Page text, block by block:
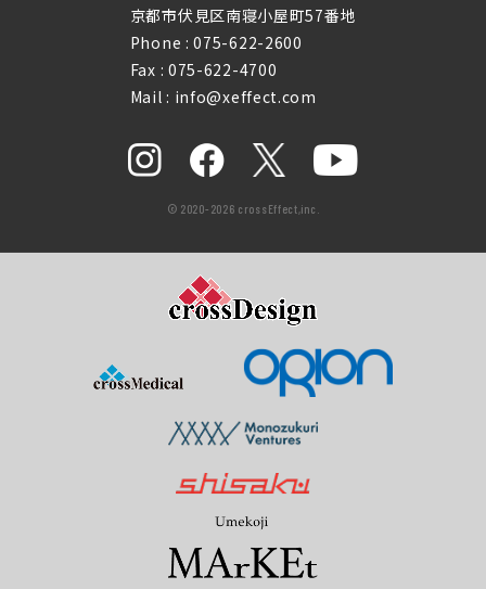
京都市伏見区南寝小屋町57番地
Phone :075-622-2600
Fax : 075-622-4700
Mail : info@xeffect.com
© 2020-2026 crossEffect,inc.